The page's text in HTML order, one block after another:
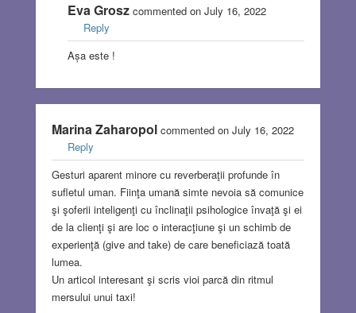
Eva Groszcommented on July 16, 2022
Reply
Așa este !
Marina Zaharopol commented on July 16, 2022
Reply
Gesturi aparent minore cu reverberaţii profunde în
sufletul uman. Fiinţa umană simte nevoia să comunice
şi şoferii inteligenţi cu înclinaţii psihologice învaţă şi ei
de la clienţi şi are loc o interacţiune şi un schimb de
experienţă (give and take) de care beneficiază toată
lumea.
Un articol interesant şi scris vioi parcă din ritmul
mersului unui taxi!